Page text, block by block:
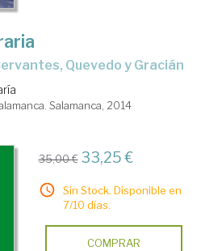
Quevedo y Gracián
Salamanca, 2014
35,00 € 33,25 €
Sin Stock. Disponible en
7/10 días.
COMPRAR